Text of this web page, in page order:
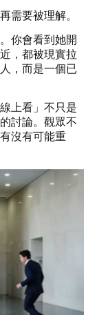
需要被理解。
你會看到她開
，都被現實拉
，而是一個已
上看」不只是
討論。觀眾不
沒有可能重